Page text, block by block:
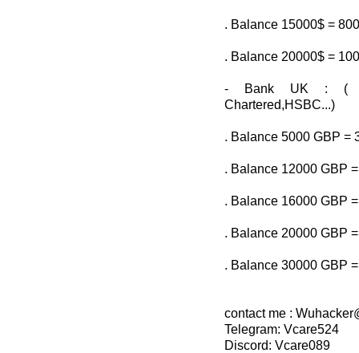
. Balance 15000$ =
. Balance 20000$ =
- Bank UK : (
Chartered,HSBC...)
. Balance 5000 GBP =
. Balance 12000 GBP
. Balance 16000 GBP
. Balance 20000 GBP
. Balance 30000 GBP
contact me :
Telegram: Vcare524
Discord: Vcare089